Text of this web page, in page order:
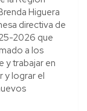
Higuera
directiva de
2026 que
a los
y trabajar en
y lograr el